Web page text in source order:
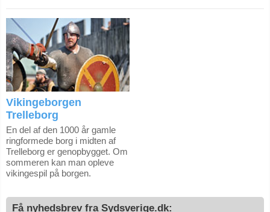
Vikingeborgen
Trelleborg
En del af den 1000 år gamle
ringformede borg i midten af
Trelleborg er genopbygget. Om
sommeren kan man opleve
vikingespil på borgen.
Få nyhedsbrev fra Sydsverige.dk: